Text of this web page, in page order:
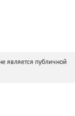
является публичной